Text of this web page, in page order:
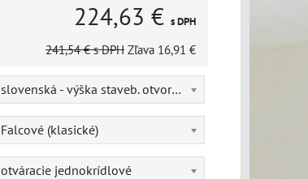
224,63 € s DPH
241,54 € s DPH Zľava 16,91 €
slovenská - výška staveb. otvoru = 202 cm
Falcové (klasické)
otváracie jednokrídlové